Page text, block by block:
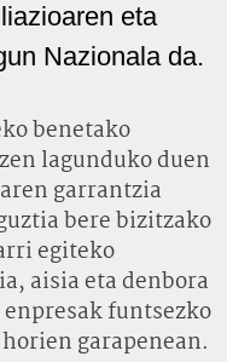
eta
Nazionala da.
benetako
lagunduko duen
garrantzia
bere bizitzako
egiteko
aisia eta denbora
funtsezko
garapenean.